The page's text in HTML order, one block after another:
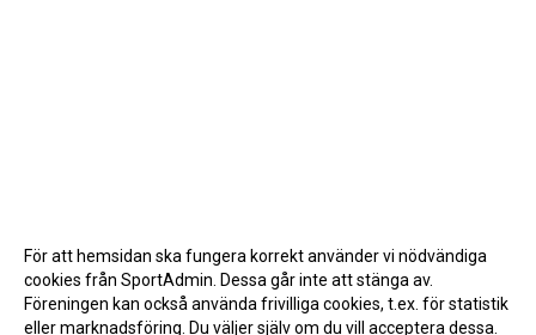
För att hemsidan ska fungera korrekt använder vi nödvändiga
cookies från SportAdmin. Dessa går inte att stänga av.
Föreningen kan också använda frivilliga cookies, t.ex. för statistik
eller marknadsföring. Du väljer själv om du vill acceptera dessa.